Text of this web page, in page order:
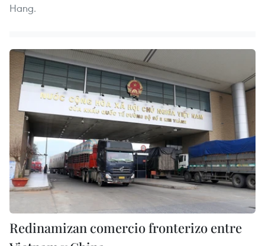
Hang.
Redinamizan comercio fronterizo entre